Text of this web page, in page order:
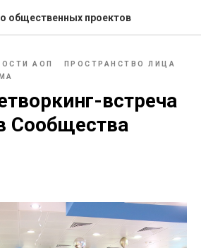
общественных проектов
АОП
ПРОСТРАНСТВО ЛИЦА
встреча
Сообщества